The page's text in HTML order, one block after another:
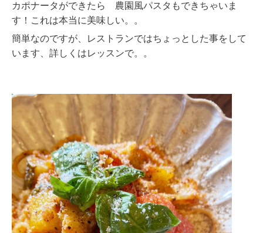
カポナータができたら 農園風パスタもできちゃいま
す！これは本当に美味しい。。
簡単なのですが、レストランではちょっとした事をして
います、詳しくはレッスンで。。